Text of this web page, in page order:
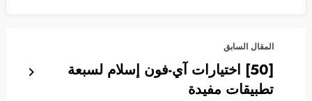
المقال السابق
[50] اختيارات آي-فون إسلام لسبعة
تطبيقات مفيدة